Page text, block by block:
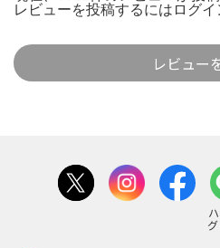
レビューを投稿するには ログイ
レビュー